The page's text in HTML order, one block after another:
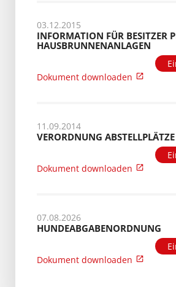
03.12.2015
INFORMATION FÜR BESITZER
HAUSBRUNNENANLAGEN
Dokument downloaden
11.09.2014
VERORDNUNG ABSTELLPLÄTZE
Dokument downloaden
07.08.2026
HUNDEABGABENORDNUNG
Dokument downloaden